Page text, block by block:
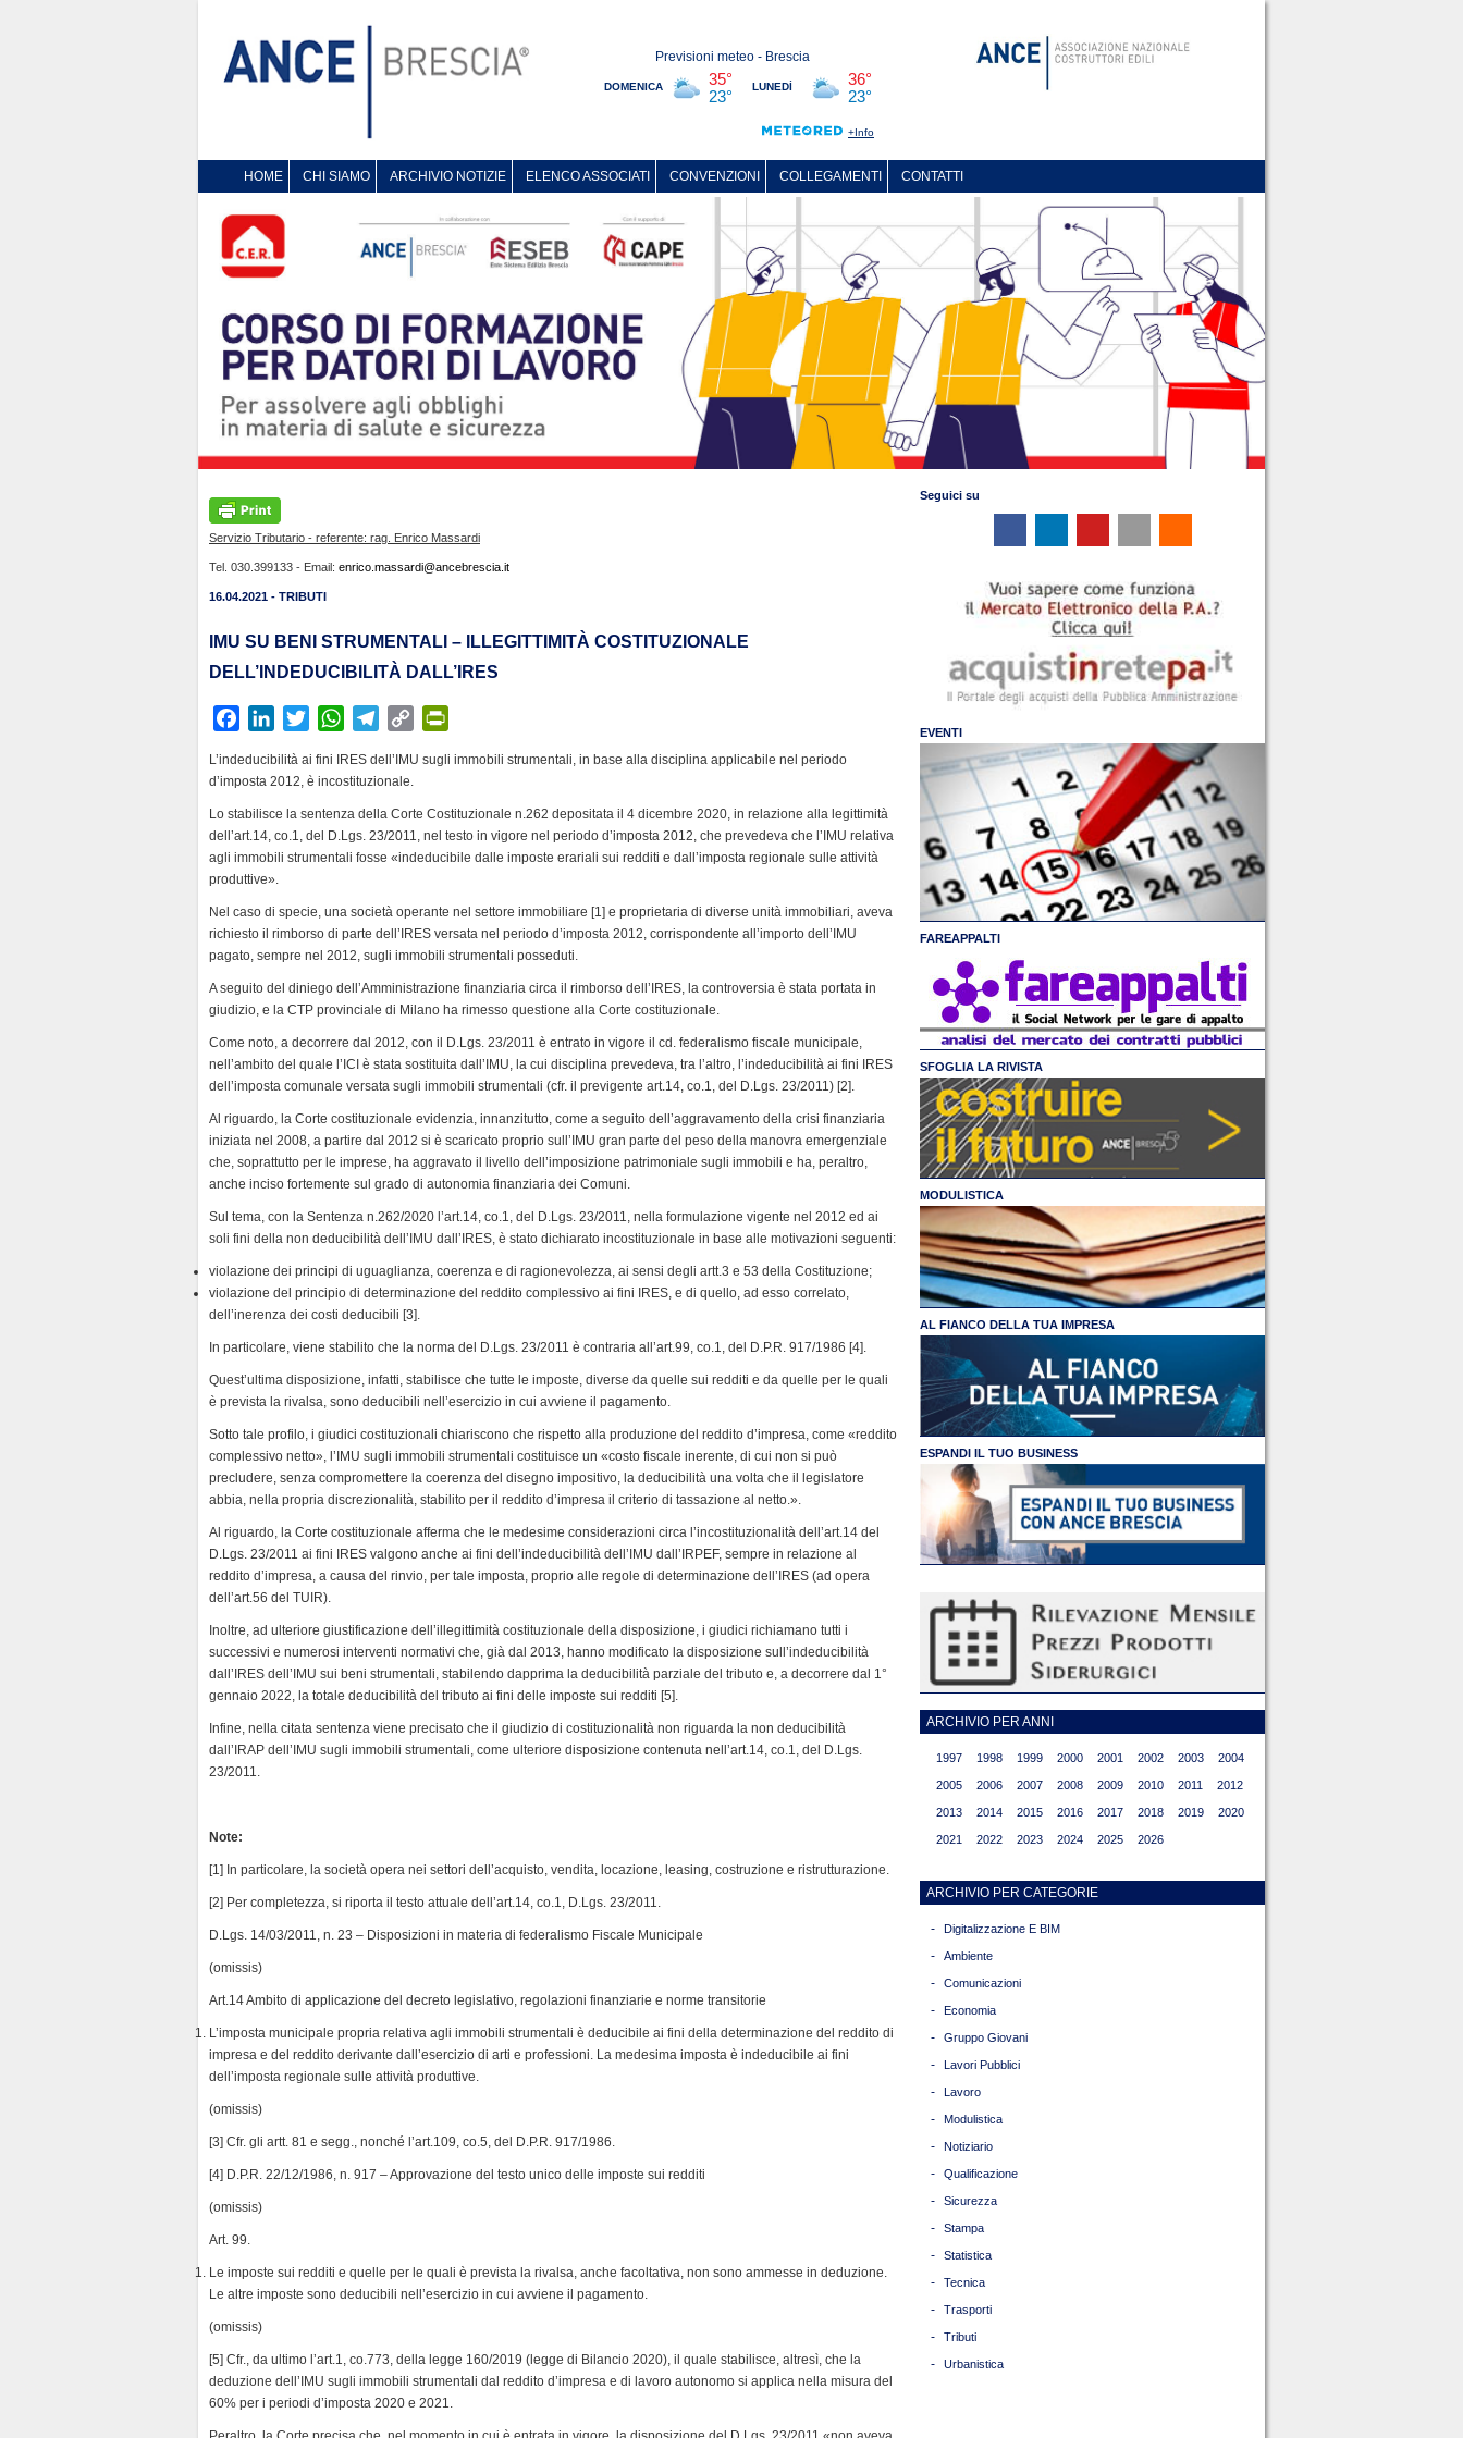
HOME CHI SIAMO ARCHIVIO NOTIZIE ELENCO ASSOCIATI CONVENZIONI COLLEGAMENTI CONTATTI
Servizio Tributario - referente: rag. Enrico Massardi
Tel. 030.399133 - Email: enrico.massardi@ancebrescia.it
16.04.2021 - TRIBUTI
IMU SU BENI STRUMENTALI – ILLEGITTIMITÀ COSTITUZIONALE
DELL’INDEDUCIBILITÀ DALL’IRES
c
b
o
n
e
d
i
t
W
a
s
A
l
g
C
p
L
i
i
t
F
e
n
l
L’indeducibilità ai fini IRES dell’IMU sugli immobili strumentali, in base alla disciplina applicabile nel periodo
d’imposta 2012, è incostituzionale.
Lo stabilisce la sentenza della Corte Costituzionale n.262 depositata il 4 dicembre 2020, in relazione alla legittimità
dell’art.14, co.1, del D.Lgs. 23/2011, nel testo in vigore nel periodo d’imposta 2012, che prevedeva che l’IMU relativa
agli immobili strumentali fosse «indeducibile dalle imposte erariali sui redditi e dall’imposta regionale sulle attività
produttive».
Nel caso di specie, una società operante nel settore immobiliare [1] e proprietaria di diverse unità immobiliari, aveva
richiesto il rimborso di parte dell’IRES versata nel periodo d’imposta 2012, corrispondente all’importo dell’IMU
pagato, sempre nel 2012, sugli immobili strumentali posseduti.
A seguito del diniego dell’Amministrazione finanziaria circa il rimborso dell’IRES, la controversia è stata portata in
giudizio, e la CTP provinciale di Milano ha rimesso questione alla Corte costituzionale.
Come noto, a decorrere dal 2012, con il D.Lgs. 23/2011 è entrato in vigore il cd. federalismo fiscale municipale,
nell’ambito del quale l’ICI è stata sostituita dall’IMU, la cui disciplina prevedeva, tra l’altro, l’indeducibilità ai fini IRES
dell’imposta comunale versata sugli immobili strumentali (cfr. il previgente art.14, co.1, del D.Lgs. 23/2011) [2].
Al riguardo, la Corte costituzionale evidenzia, innanzitutto, come a seguito dell’aggravamento della crisi finanziaria
iniziata nel 2008, a partire dal 2012 si è scaricato proprio sull’IMU gran parte del peso della manovra emergenziale
che, soprattutto per le imprese, ha aggravato il livello dell’imposizione patrimoniale sugli immobili e ha, peraltro,
anche inciso fortemente sul grado di autonomia finanziaria dei Comuni.
Sul tema, con la Sentenza n.262/2020 l’art.14, co.1, del D.Lgs. 23/2011, nella formulazione vigente nel 2012 ed ai
soli fini della non deducibilità dell’IMU dall’IRES, è stato dichiarato incostituzionale in base alle motivazioni seguenti:
violazione dei principi di uguaglianza, coerenza e di ragionevolezza, ai sensi degli artt.3 e 53 della Costituzione;
violazione del principio di determinazione del reddito complessivo ai fini IRES, e di quello, ad esso correlato,
dell’inerenza dei costi deducibili [3].
In particolare, viene stabilito che la norma del D.Lgs. 23/2011 è contraria all’art.99, co.1, del D.P.R. 917/1986 [4].
Quest’ultima disposizione, infatti, stabilisce che tutte le imposte, diverse da quelle sui redditi e da quelle per le quali
è prevista la rivalsa, sono deducibili nell’esercizio in cui avviene il pagamento.
Sotto tale profilo, i giudici costituzionali chiariscono che rispetto alla produzione del reddito d’impresa, come «reddito
complessivo netto», l’IMU sugli immobili strumentali costituisce un «costo fiscale inerente, di cui non si può
precludere, senza compromettere la coerenza del disegno impositivo, la deducibilità una volta che il legislatore
abbia, nella propria discrezionalità, stabilito per il reddito d’impresa il criterio di tassazione al netto.».
Al riguardo, la Corte costituzionale afferma che le medesime considerazioni circa l’incostituzionalità dell’art.14 del
D.Lgs. 23/2011 ai fini IRES valgono anche ai fini dell’indeducibilità dell’IMU dall’IRPEF, sempre in relazione al
reddito d’impresa, a causa del rinvio, per tale imposta, proprio alle regole di determinazione dell’IRES (ad opera
dell’art.56 del TUIR).
Inoltre, ad ulteriore giustificazione dell’illegittimità costituzionale della disposizione, i giudici richiamano tutti i
successivi e numerosi interventi normativi che, già dal 2013, hanno modificato la disposizione sull’indeducibilità
dall’IRES dell’IMU sui beni strumentali, stabilendo dapprima la deducibilità parziale del tributo e, a decorrere dal 1°
gennaio 2022, la totale deducibilità del tributo ai fini delle imposte sui redditi [5].
Infine, nella citata sentenza viene precisato che il giudizio di costituzionalità non riguarda la non deducibilità
dall’IRAP dell’IMU sugli immobili strumentali, come ulteriore disposizione contenuta nell’art.14, co.1, del D.Lgs.
23/2011.
Note:
[1] In particolare, la società opera nei settori dell’acquisto, vendita, locazione, leasing, costruzione e ristrutturazione.
[2] Per completezza, si riporta il testo attuale dell’art.14, co.1, D.Lgs. 23/2011.
D.Lgs. 14/03/2011, n. 23 – Disposizioni in materia di federalismo Fiscale Municipale
(omissis)
Art.14 Ambito di applicazione del decreto legislativo, regolazioni finanziarie e norme transitorie
L’imposta municipale propria relativa agli immobili strumentali è deducibile ai fini della determinazione del reddito di
impresa e del reddito derivante dall’esercizio di arti e professioni. La medesima imposta è indeducibile ai fini
dell’imposta regionale sulle attività produttive.
(omissis)
[3] Cfr. gli artt. 81 e segg., nonché l’art.109, co.5, del D.P.R. 917/1986.
[4] D.P.R. 22/12/1986, n. 917 – Approvazione del testo unico delle imposte sui redditi
(omissis)
Art. 99.
Le imposte sui redditi e quelle per le quali è prevista la rivalsa, anche facoltativa, non sono ammesse in deduzione.
Le altre imposte sono deducibili nell’esercizio in cui avviene il pagamento.
(omissis)
[5] Cfr., da ultimo l’art.1, co.773, della legge 160/2019 (legge di Bilancio 2020), il quale stabilisce, altresì, che la
deduzione dell’IMU sugli immobili strumentali dal reddito d’impresa e di lavoro autonomo si applica nella misura del
60% per i periodi d’imposta 2020 e 2021.
Seguici su
EVENTI
FAREAPPALTI
SFOGLIA LA RIVISTA
MODULISTICA
AL FIANCO DELLA TUA IMPRESA
ESPANDI IL TUO BUSINESS
ARCHIVIO PER ANNI
1997 1998 1999 2000 2001 2002 2003 2004
2005 2006 2007 2008 2009 2010 2011 2012
2013 2014 2015 2016 2017 2018 2019 2020
2021 2022 2023 2024 2025 2026
ARCHIVIO PER CATEGORIE
- Digitalizzazione E BIM
- Ambiente
- Comunicazioni
- Economia
- Gruppo Giovani
- Lavori Pubblici
- Lavoro
- Modulistica
- Notiziario
- Qualificazione
- Sicurezza
- Stampa
- Statistica
- Tecnica
- Trasporti
- Tributi
- Urbanistica